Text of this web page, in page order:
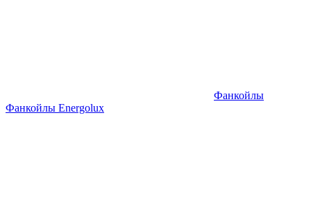
Фанкойлы
Фанкойлы Energolux